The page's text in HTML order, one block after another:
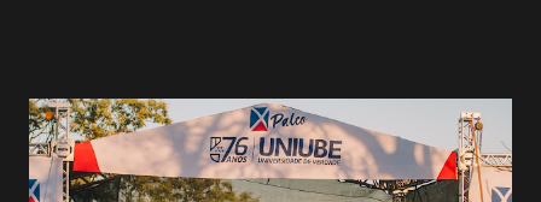
impacto é tão grande que o evento até mudou de nome:
agora é Expozebu Rodeo Shows . E não para por aí. Foto:
@circuitoranchoprimavera 🎤 LINE-UP NACIONAL QUE